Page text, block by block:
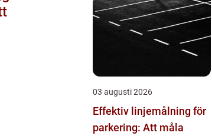
03 augusti 2026
Effektiv linjemålning för
parkering: Att måla